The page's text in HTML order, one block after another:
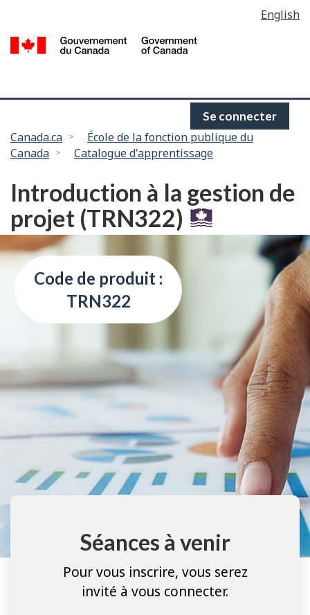
contenu
selection
English
Se connecter
Vous
êtes
Canada.ca
École de la fonction publique du
Canada
Catalogue d'apprentissage
Introduction à la gestion de
projet (TRN322)
Code de produit :
TRN322
Séances à venir
Pour vous inscrire, vous serez
invité à vous connecter.